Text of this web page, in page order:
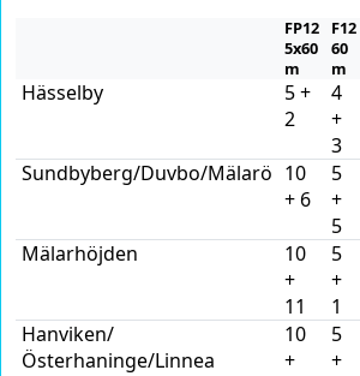
FP12 F12
5x60
m
60
m
Hässelby
5 +
2
4
+
3
Sundbyberg/Duvbo/Mälarö 10
+ 6
5
+
5
Mälarhöjden
10
+
11
5
+
1
Hanviken/
Österhaninge/Linnea
10
+
5
+